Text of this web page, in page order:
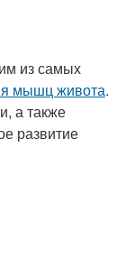
из самых
мышц живота.
а также
развитие